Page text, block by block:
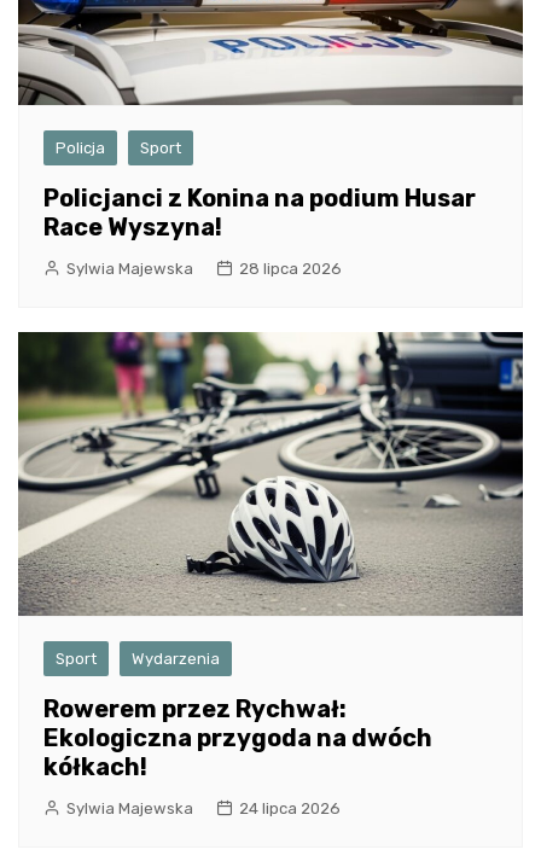
Policja Sport
Policjanci z Konina na podium Husar
Race Wyszyna!
Sylwia Majewska 28 lipca 2026
Sport Wydarzenia
Rowerem przez Rychwał:
Ekologiczna przygoda na dwóch
kółkach!
Sylwia Majewska 24 lipca 2026